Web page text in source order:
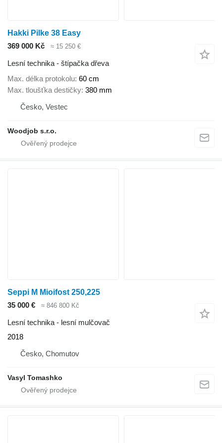
Hakki Pilke 38 Easy
369 000 Kč
≈ 15 250 €
Lesní technika - štípačka dřeva
Max. délka protokolu 60 cm
Max. tloušťka destičky 380 mm
Česko, Vestec
Woodjob s.r.o.
Seppi M Mioifost 250,225
35 000 €
≈ 846 800 Kč
Lesní technika - lesní mulčovač
2018
Česko, Chomutov
Vasyl Tomashko